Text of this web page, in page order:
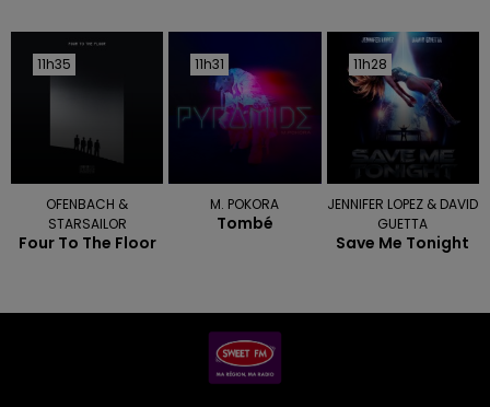
11h35
11h35
OFENBACH &
STARSAILOR
Four To The Floor
11h31
11h31
M. POKORA
Tombé
11h28
11h28
JENNIFER LOPEZ & DAVID
GUETTA
Save Me Tonight